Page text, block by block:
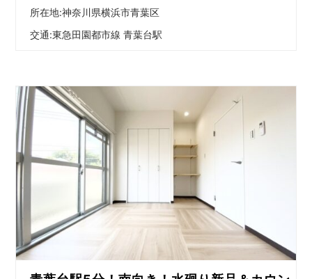
所在地:神奈川県横浜市青葉区
交通:東急田園都市線 青葉台駅